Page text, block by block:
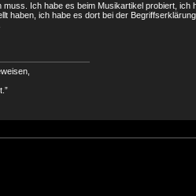
Ich habe es beim Musikartikel probiert, ich
haben, ich habe es dort bei der